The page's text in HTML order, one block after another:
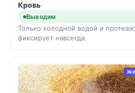
Кровь
Выводим
Только холодной водой и
фиксирует навсегда.